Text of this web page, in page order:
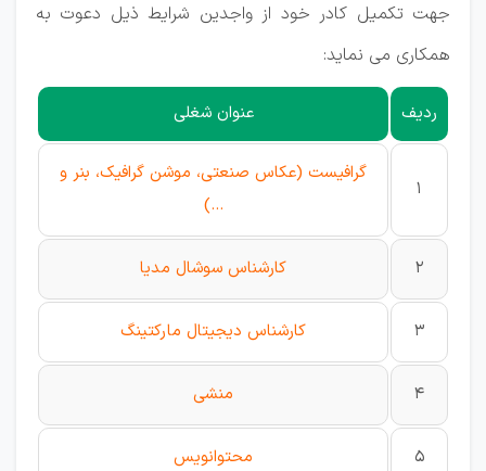
جهت تکمیل کادر خود از واجدین شرایط ذیل دعوت به
همکاری می نماید:
ردیف عنوان شغلی
1
گرافیست (عکاس صنعتی، موشن گرافیک، بنر و
...)
2 کارشناس سوشال مدیا
3 کارشناس دیجیتال مارکتینگ
4 منشی
5 محتوانویس